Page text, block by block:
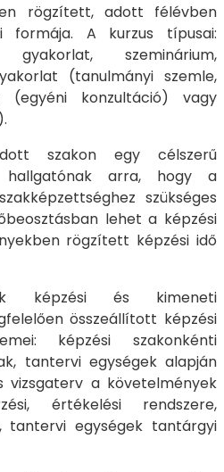
rögzített, adott félévben
formája. A kurzus típusai:
szeminárium,
(tanulmányi szemle,
(egyéni konzultáció) vagy
szakon egy célszerű
arra, hogy a
szükséges
lehet a képzési
rögzített képzési idő
képzési és kimeneti
összeállított képzési
képzési szakonkénti
tantervi egységek alapján
a követelmények
értékelési rendszere,
egységek tantárgyi